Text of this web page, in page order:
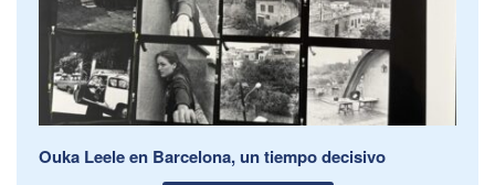
Ouka Leele en Barcelona, un tiempo decisivo